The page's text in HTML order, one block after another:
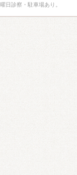
日診察・駐車場あり。